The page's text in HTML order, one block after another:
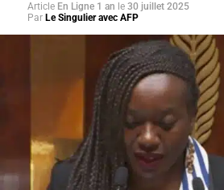
Article En Ligne 1 an le 30 juillet 2025
Par Le Singulier avec AFP